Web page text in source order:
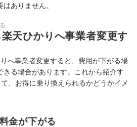
ありません。
天ひかりへ事業者変更す
へ事業者変更すると、費用が下がる場
る場合があります。これから紹介す
、お得に乗り換えられるかどうかイメ
金が下がる